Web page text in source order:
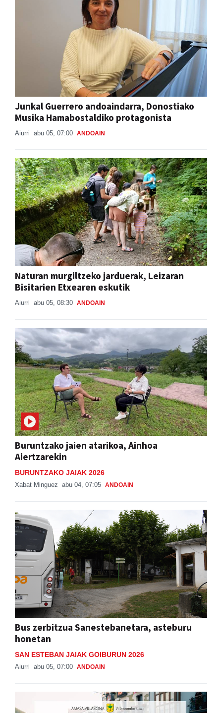
Junkal Guerrero andoaindarra, Donostiako
Musika Hamabostaldiko protagonista
Aiurri abu 05, 07:00 ANDOAIN
Naturan murgiltzeko jarduerak, Leizaran
Bisitarien Etxearen eskutik
Aiurri abu 05, 08:30 ANDOAIN
Buruntzako jaien atarikoa, Ainhoa
Aiertzarekin
BURUNTZAKO JAIAK 2026
Xabat Minguez abu 04, 07:05 ANDOAIN
Bus zerbitzua Sanestebanetara, asteburu
honetan
SAN ESTEBAN JAIAK GOIBURUN 2026
Aiurri abu 05, 07:00 ANDOAIN